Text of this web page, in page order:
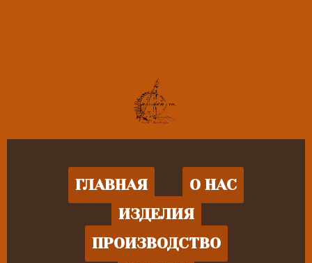
ГЛАВНАЯ
О НАС
ИЗДЕЛИЯ
ПРОИЗВОДСТВО